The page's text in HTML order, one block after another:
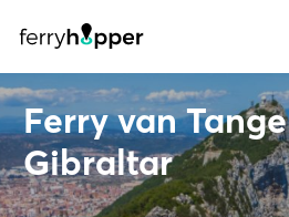
Ferry van
Gibraltar